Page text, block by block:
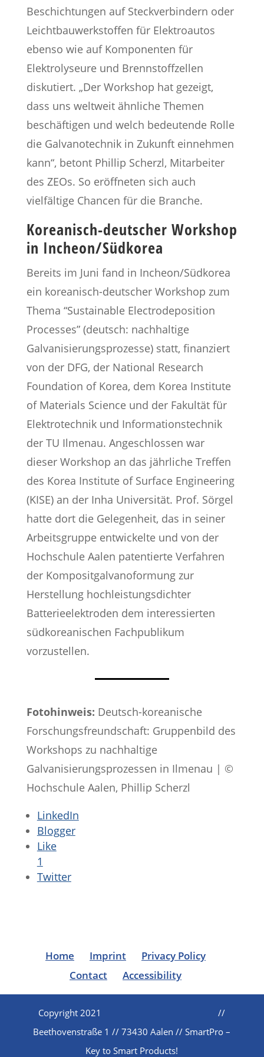
Beschichtungen auf Steckverbindern oder
Leichtbauwerkstoffen für Elektroautos
ebenso wie auf Komponenten für
Elektrolyseure und Brennstoffzellen
diskutiert. „Der Workshop hat gezeigt,
dass uns weltweit ähnliche Themen
beschäftigen und welch bedeutende Rolle
die Galvanotechnik in Zukunft einnehmen
kann“, betont Phillip Scherzl, Mitarbeiter
des ZEOs. So eröffneten sich auch
vielfältige Chancen für die Branche.
Koreanisch-deutscher Workshop
in Incheon/Südkorea
Bereits im Juni fand in Incheon/Südkorea
ein koreanisch-deutscher Workshop zum
Thema “Sustainable Electrodeposition
Processes” (deutsch: nachhaltige
Galvanisierungsprozesse) statt, finanziert
von der DFG, der National Research
Foundation of Korea, dem Korea Institute
of Materials Science und der Fakultät für
Elektrotechnik und Informationstechnik
der TU Ilmenau. Angeschlossen war
dieser Workshop an das jährliche Treffen
des Korea Institute of Surface Engineering
(KISE) an der Inha Universität. Prof. Sörgel
hatte dort die Gelegenheit, das in seiner
Arbeitsgruppe entwickelte und von der
Hochschule Aalen patentierte Verfahren
der Kompositgalvanoformung zur
Herstellung hochleistungsdichter
Batterieelektroden dem interessierten
südkoreanischen Fachpublikum
vorzustellen.
Fotohinweis: Deutsch-koreanische
Forschungsfreundschaft: Gruppenbild des
Workshops zu nachhaltige
Galvanisierungsprozessen in Ilmenau | ©
Hochschule Aalen, Phillip Scherzl
LinkedIn
Blogger
Like
1
Twitter
Home Imprint
Privacy Policy
Contact
Accessibility
Copyright 2021
//
Beethovenstraße 1 // 73430 Aalen // SmartPro –
Key to Smart Products!